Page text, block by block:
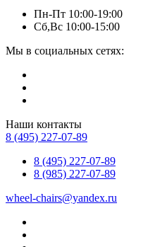
Пн-Пт 10:00-19:00
Сб,Вс 10:00-15:00
Мы в социальных сетях:
Наши контакты
8 (495) 227-07-89
8 (495) 227-07-89
8 (985) 227-07-89
wheel-chairs@yandex.ru